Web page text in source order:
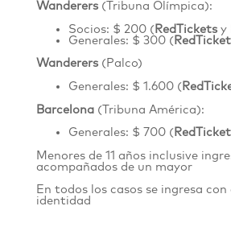
Wanderers(Tribuna Olímpica):
Socios: $ 200 (RedTicketsy
Generales: $ 300 (
Wanderers(Palco)
Generales: $ 1.600 (
Barcelona(Tribuna América):
Generales: $ 700 (
Menores de 11 años inclusive
acompañados de un mayor
En todos los casos se ingresa con
identidad